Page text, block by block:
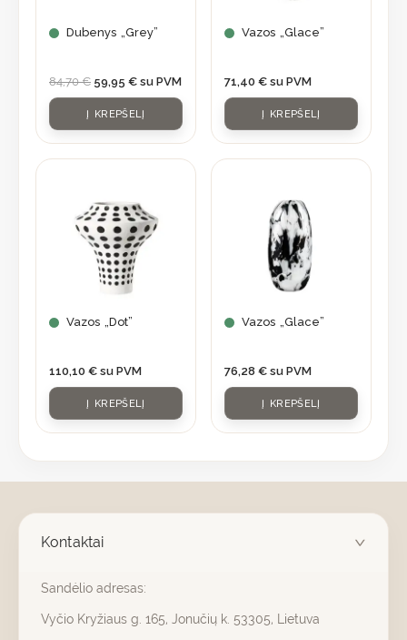
Dubenys „Grey”
84,70€ 59,95 € su PVM
Į KREPŠELĮ
Vazos „Glace”
71,40 € su PVM
Į KREPŠELĮ
Vazos „Dot”
110,10 € su PVM
Į KREPŠELĮ
Vazos „Glace”
76,28 € su PVM
Į KREPŠELĮ
Kontaktai
Sandėlio adresas:
Vyčio Kryžiaus g. 165, Jonučių k. 53305, Lietuva